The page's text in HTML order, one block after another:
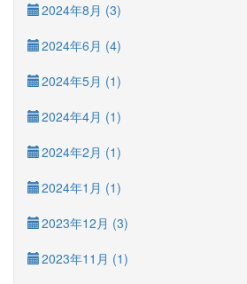
2024年8月 (3)
2024年6月 (4)
2024年5月 (1)
2024年4月 (1)
2024年2月 (1)
2024年1月 (1)
2023年12月 (3)
2023年11月 (1)